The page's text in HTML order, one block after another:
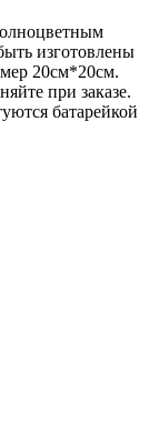
изготовлены
20см*20см.
при заказе.
батарейкой